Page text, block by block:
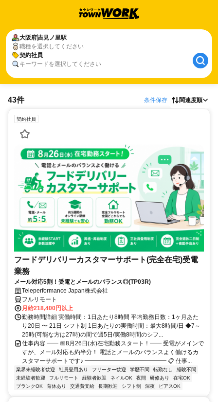
大阪府吉見ノ里駅
職種を選択してください
契約社員
キーワードを選択してください
43件 条件保存 関連度順
契約社員
フードデリバリーカスタマーサポート(完全在宅)受電
業務
メール対応5割！受電とメールのバランス◎(TP03R)
Teleperformance Japan株式会社
フルリモート
月給218,400円以上
勤務時間詳細 実働時間：1日あたり8時間 平均勤務日数：1ヶ月あた
り20日 〜 21日 シフト制 1日あたりの実働時間：最大8時間/日 ◆7～
25時(可能な方は27時)の間で週5日/実働8時間のシフ...
仕事内容 ━━ 📅8月26日(水)在宅勤務スタート！━━ 受電がメインで
すが、メール対応も約半分！ 電話とメールのバランスよく働けるカ
スタマーサポートです♪ ━━━━━━━━━━━━━━ 📋 仕事...
業界未経験者歓迎 社員登用あり フリーター歓迎 学歴不問 転勤なし
経験不問
未経験者歓迎
フルリモート 経験者歓迎 ネイルOK 夜間 研修あり
在宅OK
ブランクOK
育休あり 交通費支給 長期歓迎 シフト制 深夜 ピアスOK